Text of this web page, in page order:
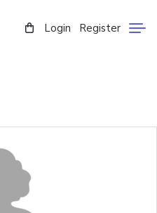
Login Register